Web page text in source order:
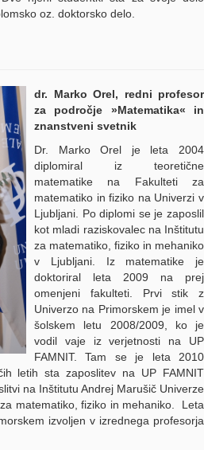
oz. doktorsko delo.
dr. Marko Orel, redni profesor
za področje »Matematika« in
znanstveni svetnik
Dr. Marko Orel je leta 2004
diplomiral iz teoretične
matematike na Fakulteti za
matematiko in fiziko na Univerzi v
Ljubljani. Po diplomi se je zaposlil
kot mladi raziskovalec na Inštitutu
za matematiko, fiziko in mehaniko
v Ljubljani. Iz matematike je
doktoriral leta 2009 na prej
omenjeni fakulteti. Prvi stik z
Univerzo na Primorskem je imel v
šolskem letu 2008/2009, ko je
vodil vaje iz verjetnosti na UP
FAMNIT. Tam se je leta 2010
letih sta zaposlitev na UP FAMNIT
na Inštitutu Andrej Marušič Univerze
matematiko, fiziko in mehaniko. Leta
izvoljen v izrednega profesorja